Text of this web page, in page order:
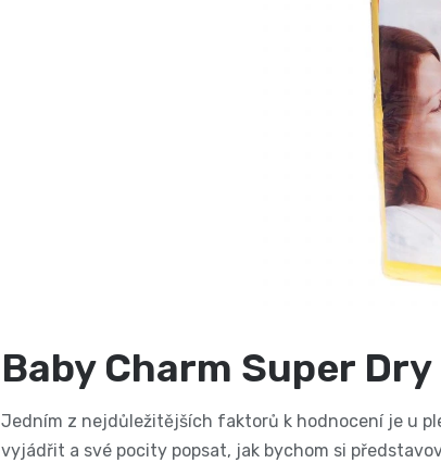
Baby Charm Super
Jedním z nejdůležitějších faktorů k hodnocení je u
vyjádřit a své pocity popsat, jak bychom si